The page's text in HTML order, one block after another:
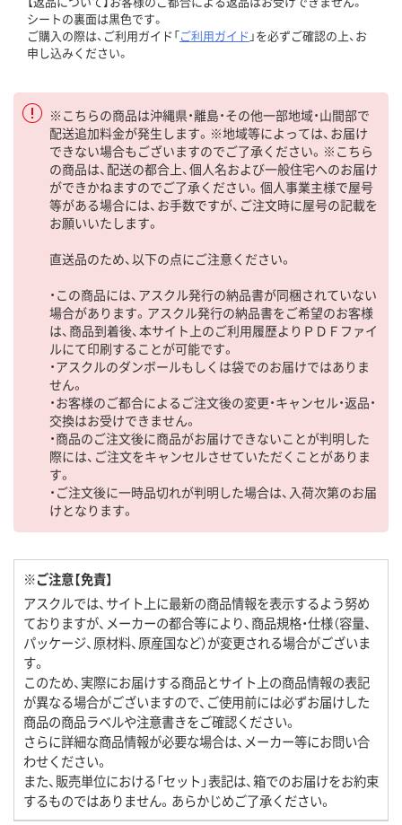
シートの裏面は黒色です。
ご購入の際は、ご利用ガイド「ご利用ガイド 」を必ずご確認の上、お
申し込みください。
※こちらの商品は沖縄県・離島・その他一部地域・山間部で
配送追加料金が発生します。※地域等によっては、お届け
できない場合もございますのでご了承ください。※こちら
の商品は、配送の都合上、個人名および一般住宅へのお届け
ができかねますのでご了承ください。個人事業主様で屋号
等がある場合には、お手数ですが、ご注文時に屋号の記載を
お願いいたします。
直送品のため、以下の点にご注意ください。
・この商品には、アスクル発行の納品書が同梱されていない
場合があります。アスクル発行の納品書をご希望のお客様
は、商品到着後、本サイト上のご利用履歴よりＰＤＦファイ
ルにて印刷することが可能です。
・アスクルのダンボールもしくは袋でのお届けではありま
せん。
・お客様のご都合によるご注文後の変更・キャンセル・返品・
交換はお受けできません。
・商品のご注文後に商品がお届けできないことが判明した
際には、ご注文をキャンセルさせていただくことがありま
す。
・ご注文後に一時品切れが判明した場合は、入荷次第のお届
けとなります。
※ご注意【免責】
アスクルでは、サイト上に最新の商品情報を表示するよう努め
ておりますが、メーカーの都合等により、商品規格・仕様（容量、
パッケージ、原材料、原産国など）が変更される場合がございま
す。
このため、実際にお届けする商品とサイト上の商品情報の表記
が異なる場合がございますので、ご使用前には必ずお届けした
商品の商品ラベルや注意書きをご確認ください。
さらに詳細な商品情報が必要な場合は、メーカー等にお問い合
わせください。
また、販売単位における「セット」表記は、箱でのお届けをお約束
するものではありません。あらかじめご了承ください。